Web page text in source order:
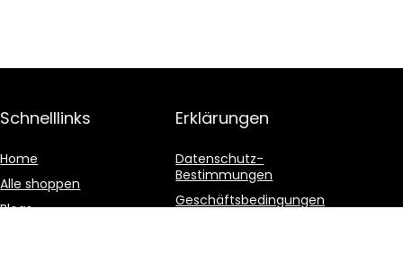
Schnelllinks
Home
Alle shoppen
Blogs
Erklärungen
Datenschutz-
Bestimmungen
Geschäftsbedingungen